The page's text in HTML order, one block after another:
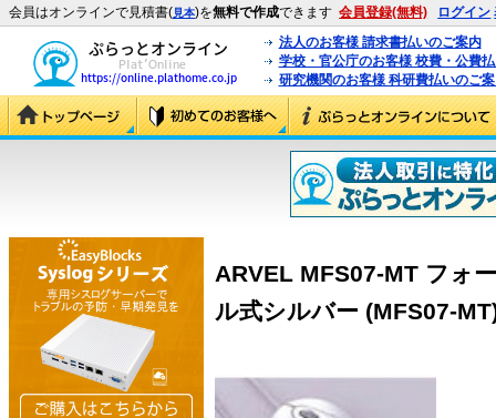
会員はオンラインで見積書(見本)を無料で作成できます 会員登録(無料) ログイン
法人のお客様 請求書払いのご案内
学校・官公庁のお客様 校費・公費
研究機関のお客様 科研費払いのご
ARVEL MFS07-MT フォ
ル式シルバー (MFS07-